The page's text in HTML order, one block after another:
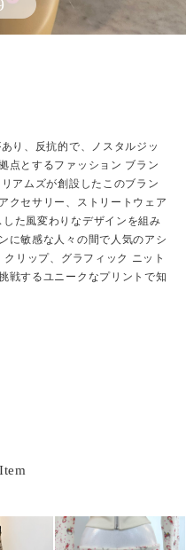
り、反抗的で、ノスタルジッ
点とするファッション ブラン
アムズが創設したこのブラン
クセサリー、ストリートウェア
た風変わりなデザインを組み
に敏感な人々の間で人気のアシ
リップ、グラフィック ニット
戦するユニークなプリントで知